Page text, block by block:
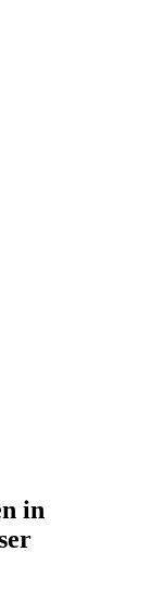
in